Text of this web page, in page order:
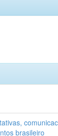
brasileiro